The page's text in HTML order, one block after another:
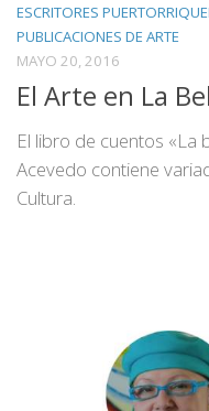
ESCRITORES
PUBLICACIONES DE ARTE
MAYO 20, 2016
El Arte en La
El libro de cuentos «La
Acevedo contiene
Cultura.